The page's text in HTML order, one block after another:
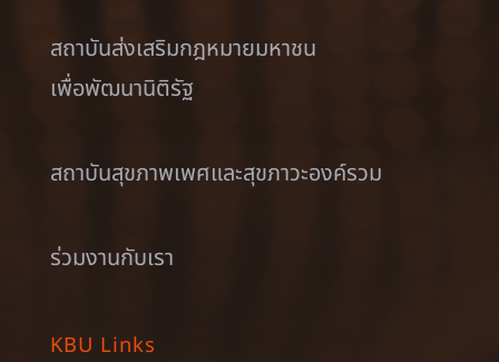
สถาบันส่งเสริมกฎหมายมหาชน
เพื่อพัฒนานิติรัฐ
สถาบันสุขภาพเพศและสุขภาวะองค์รวม
ร่วมงานกับเรา
KBU Links